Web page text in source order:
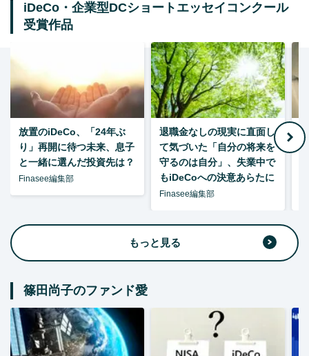
iDeCo・企業型DCショートエッセイコンクール
受賞作品
放置のiDeCo、「24年ぶ
り」再開に待つ未来、息子
と一緒に選んだ投資先は？
Finasee編集部
退職金なしの現実に直面し
て気づいた「自分の将来を
守るのは自分」、失業中で
もiDeCoへの決意あらたに
Finasee編集部
もっと見る
篠田尚子のファンド愛